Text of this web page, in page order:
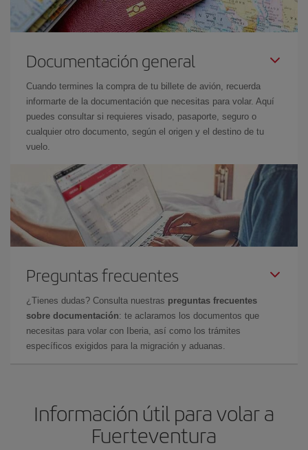
Documentación general
Cuando termines la compra de tu billete de avión, recuerda
informarte de la documentación que necesitas para volar. Aquí
puedes consultar si requieres visado, pasaporte, seguro o
cualquier otro documento, según el origen y el destino de tu
vuelo.
Preguntas frecuentes
¿Tienes dudas? Consulta nuestras preguntas frecuentes
sobre documentación: te aclaramos los documentos que
necesitas para volar con Iberia, así como los trámites
específicos exigidos para la migración y aduanas.
Información útil para volar a
Fuerteventura